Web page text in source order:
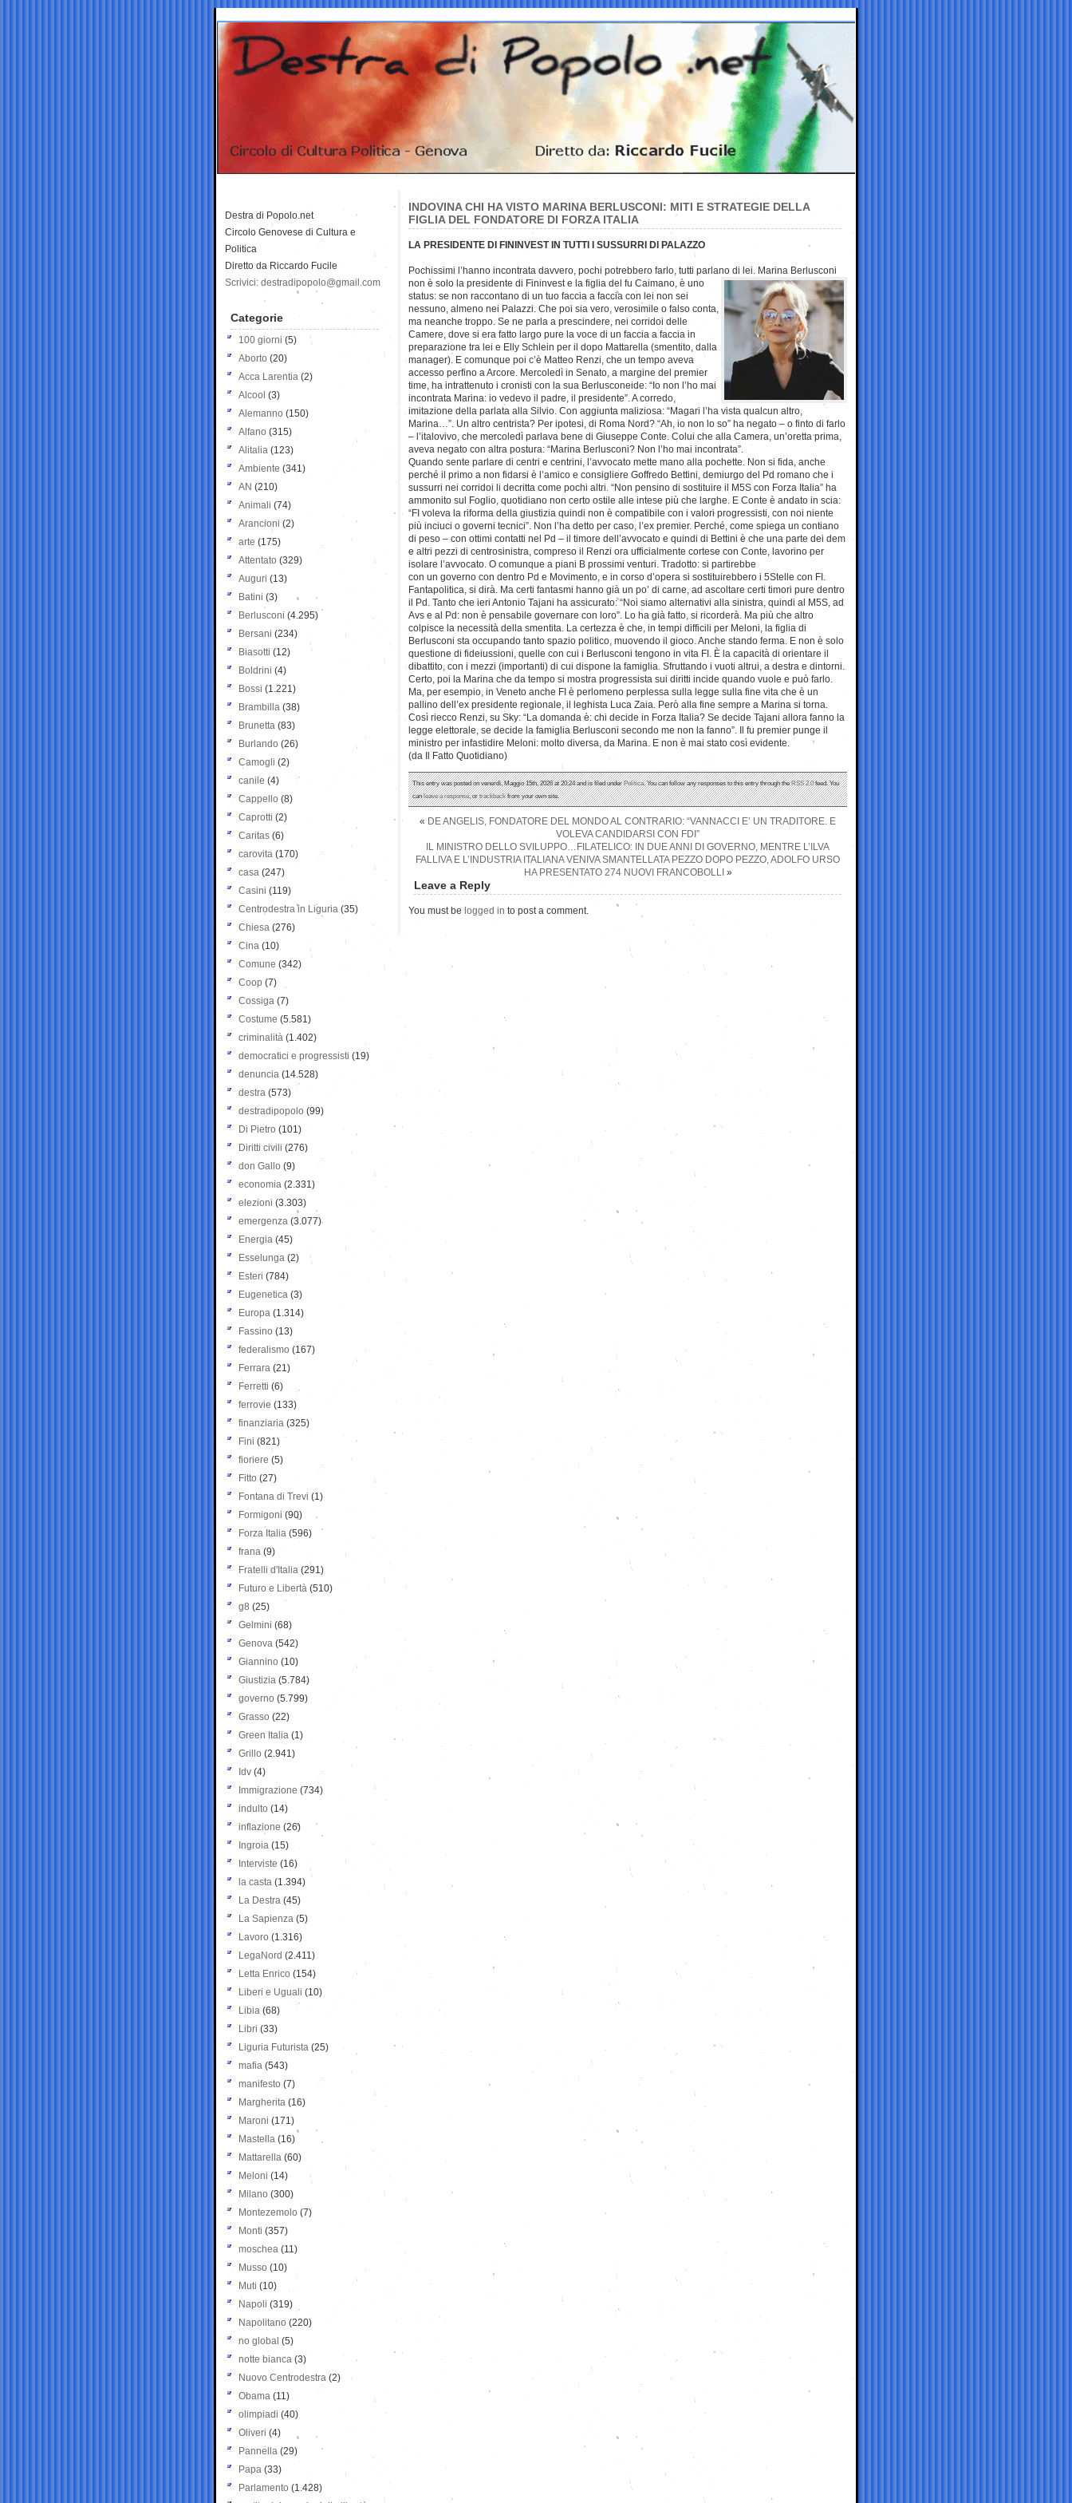
INDOVINA CHI HA VISTO MARINA BERLUSCONI: MITI E STRATEGIE DELLA
FIGLIA DEL FONDATORE DI FORZA ITALIA
LA PRESIDENTE DI FININVEST IN TUTTI I SUSSURRI DI PALAZZO
Pochissimi l’hanno incontrata davvero, pochi potrebbero farlo, tutti parlano di lei. Marina Berlusconi
non è solo la presidente di Fininvest e la figlia del fu Caimano, è uno
status: se non raccontano di un tuo faccia a faccia con lei non sei
nessuno, almeno nei Palazzi. Che poi sia vero, verosimile o falso conta,
ma neanche troppo. Se ne parla a prescindere, nei corridoi delle
Camere, dove si era fatto largo pure la voce di un faccia a faccia in
preparazione tra lei e Elly Schlein per il dopo Mattarella (smentito, dalla
manager). E comunque poi c’è Matteo Renzi, che un tempo aveva
accesso perfino a Arcore. Mercoledì in Senato, a margine del premier
time, ha intrattenuto i cronisti con la sua Berlusconeide: “Io non l’ho mai
incontrata Marina: io vedevo il padre, il presidente”. A corredo,
imitazione della parlata alla Silvio. Con aggiunta maliziosa: “Magari l’ha vista qualcun altro,
Marina…”. Un altro centrista? Per ipotesi, di Roma Nord? “Ah, io non lo so” ha negato – o finto di farlo
– l’italovivo, che mercoledì parlava bene di Giuseppe Conte. Colui che alla Camera, un’oretta prima,
aveva negato con altra postura: “Marina Berlusconi? Non l’ho mai incontrata”.
Quando sente parlare di centri e centrini, l’avvocato mette mano alla pochette. Non si fida, anche
perché il primo a non fidarsi è l’amico e consigliere Goffredo Bettini, demiurgo del Pd romano che i
sussurri nei corridoi li decritta come pochi altri. “Non pensino di sostituire il M5S con Forza Italia” ha
ammonito sul Foglio, quotidiano non certo ostile alle intese più che larghe. E Conte è andato in scia:
“FI voleva la riforma della giustizia quindi non è compatibile con i valori progressisti, con noi niente
più inciuci o governi tecnici”. Non l’ha detto per caso, l’ex premier. Perché, come spiega un contiano
di peso – con ottimi contatti nel Pd – il timore dell’avvocato e quindi di Bettini è che una parte dei dem
e altri pezzi di centrosinistra, compreso il Renzi ora ufficialmente cortese con Conte, lavorino per
isolare l’avvocato. O comunque a piani B prossimi venturi. Tradotto: si partirebbe
con un governo con dentro Pd e Movimento, e in corso d’opera si sostituirebbero i 5Stelle con FI.
Fantapolitica, si dirà. Ma certi fantasmi hanno già un po’ di carne, ad ascoltare certi timori pure dentro
il Pd. Tanto che ieri Antonio Tajani ha assicurato: “Noi siamo alternativi alla sinistra, quindi al M5S, ad
Avs e al Pd: non è pensabile governare con loro”. Lo ha già fatto, si ricorderà. Ma più che altro
colpisce la necessità della smentita. La certezza è che, in tempi difficili per Meloni, la figlia di
Berlusconi sta occupando tanto spazio politico, muovendo il gioco. Anche stando ferma. E non è solo
questione di fideiussioni, quelle con cui i Berlusconi tengono in vita FI. È la capacità di orientare il
dibattito, con i mezzi (importanti) di cui dispone la famiglia. Sfruttando i vuoti altrui, a destra e dintorni.
Certo, poi la Marina che da tempo si mostra progressista sui diritti incide quando vuole e può farlo.
Ma, per esempio, in Veneto anche FI è perlomeno perplessa sulla legge sulla fine vita che è un
pallino dell’ex presidente regionale, il leghista Luca Zaia. Però alla fine sempre a Marina si torna.
Così riecco Renzi, su Sky: “La domanda è: chi decide in Forza Italia? Se decide Tajani allora fanno la
legge elettorale, se decide la famiglia Berlusconi secondo me non la fanno”. Il fu premier punge il
ministro per infastidire Meloni: molto diversa, da Marina. E non è mai stato così evidente.
(da Il Fatto Quotidiano)
This entry was posted on venerdì, Maggio 15th, 2026 at 20:24 and is filed underPolitica. You can follow any responses to this entry through theRSS 2.0feed. You
canleave a response, ortrackbackfrom your own site.
« DE ANGELIS, FONDATORE DEL MONDO AL CONTRARIO: “VANNACCI E’ UN TRADITORE. E
VOLEVA CANDIDARSI CON FDI”
IL MINISTRO DELLO SVILUPPO…FILATELICO: IN DUE ANNI DI GOVERNO, MENTRE L’ILVA
FALLIVA E L’INDUSTRIA ITALIANA VENIVA SMANTELLATA PEZZO DOPO PEZZO, ADOLFO URSO
HA PRESENTATO 274 NUOVI FRANCOBOLLI »
Leave a Reply
You must be logged in to post a comment.
Destra di Popolo.net
Circolo Genovese di Cultura e
Politica
Diretto da Riccardo Fucile
Scrivici: destradipopolo@gmail.com
Categorie
100 giorni (5)
Aborto (20)
Acca Larentia (2)
Alcool (3)
Alemanno (150)
Alfano (315)
Alitalia (123)
Ambiente (341)
AN (210)
Animali (74)
Arancioni (2)
arte (175)
Attentato (329)
Auguri (13)
Batini (3)
Berlusconi (4.295)
Bersani (234)
Biasotti (12)
Boldrini (4)
Bossi (1.221)
Brambilla (38)
Brunetta (83)
Burlando (26)
Camogli (2)
canile (4)
Cappello (8)
Caprotti (2)
Caritas (6)
carovita (170)
casa (247)
Casini (119)
Centrodestra in Liguria (35)
Chiesa (276)
Cina (10)
Comune (342)
Coop (7)
Cossiga (7)
Costume (5.581)
criminalità (1.402)
democratici e progressisti (19)
denuncia (14.528)
destra (573)
destradipopolo (99)
Di Pietro (101)
Diritti civili (276)
don Gallo (9)
economia (2.331)
elezioni (3.303)
emergenza (3.077)
Energia (45)
Esselunga (2)
Esteri (784)
Eugenetica (3)
Europa (1.314)
Fassino (13)
federalismo (167)
Ferrara (21)
Ferretti (6)
ferrovie (133)
finanziaria (325)
Fini (821)
fioriere (5)
Fitto (27)
Fontana di Trevi (1)
Formigoni (90)
Forza Italia (596)
frana (9)
Fratelli d'Italia (291)
Futuro e Libertà (510)
g8 (25)
Gelmini (68)
Genova (542)
Giannino (10)
Giustizia (5.784)
governo (5.799)
Grasso (22)
Green Italia (1)
Grillo (2.941)
Idv (4)
Immigrazione (734)
indulto (14)
inflazione (26)
Ingroia (15)
Interviste (16)
la casta (1.394)
La Destra (45)
La Sapienza (5)
Lavoro (1.316)
LegaNord (2.411)
Letta Enrico (154)
Liberi e Uguali (10)
Libia (68)
Libri (33)
Liguria Futurista (25)
mafia (543)
manifesto (7)
Margherita (16)
Maroni (171)
Mastella (16)
Mattarella (60)
Meloni (14)
Milano (300)
Montezemolo (7)
Monti (357)
moschea (11)
Musso (10)
Muti (10)
Napoli (319)
Napolitano (220)
no global (5)
notte bianca (3)
Nuovo Centrodestra (2)
Obama (11)
olimpiadi (40)
Oliveri (4)
Pannella (29)
Papa (33)
Parlamento (1.428)